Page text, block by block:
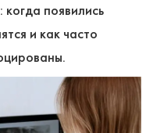
появились
и как часто